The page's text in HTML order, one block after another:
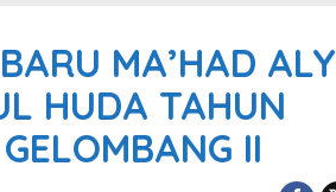
MA’HAD ALY
HUDA TAHUN
II